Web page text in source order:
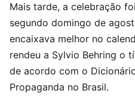
Mais tarde, a celebração
segundo domingo de
encaixava melhor no
rendeu a Sylvio Behring o
de acordo com o
Propaganda no Brasil.